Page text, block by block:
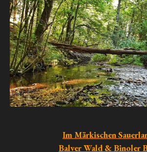
Im Märkischen
Balver Wald & Binoler